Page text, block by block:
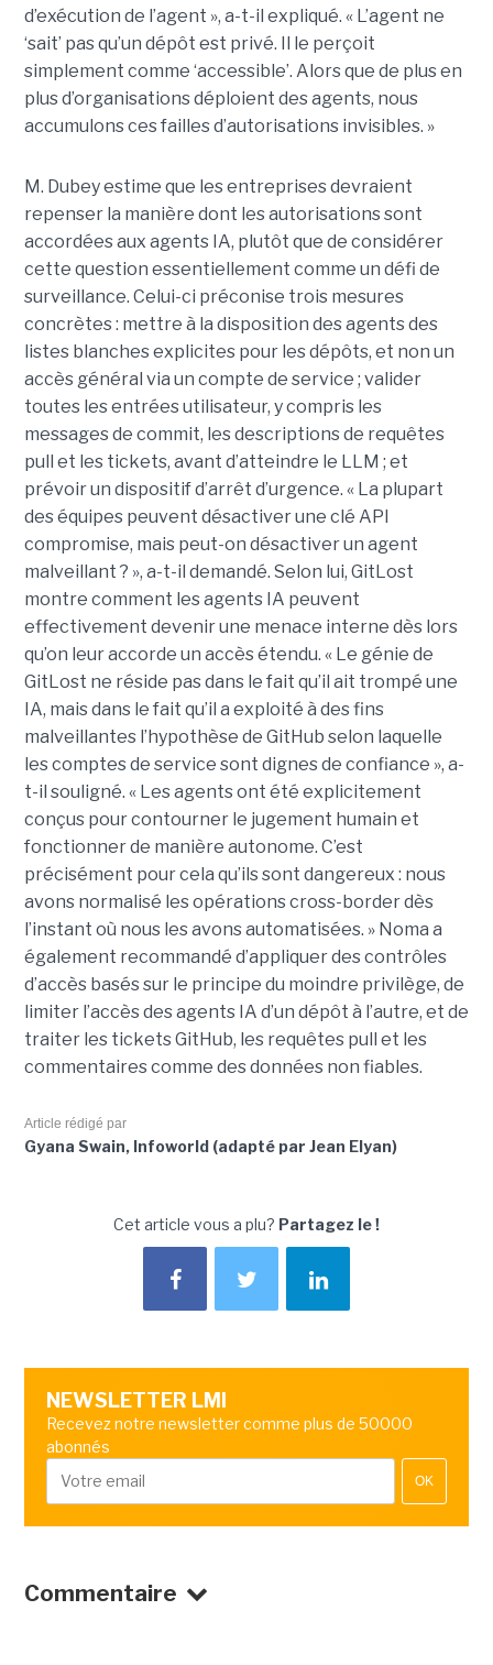
d’exécution de l’agent », a-t-il expliqué. « L’agent ne
‘sait’ pas qu’un dépôt est privé. Il le perçoit
simplement comme ‘accessible’. Alors que de plus en
plus d’organisations déploient des agents, nous
accumulons ces failles d’autorisations invisibles. »
M. Dubey estime que les entreprises devraient
repenser la manière dont les autorisations sont
accordées aux agents IA, plutôt que de considérer
cette question essentiellement comme un défi de
surveillance. Celui-ci préconise trois mesures
concrètes : mettre à la disposition des agents des
listes blanches explicites pour les dépôts, et non un
accès général via un compte de service ; valider
toutes les entrées utilisateur, y compris les
messages de commit, les descriptions de requêtes
pull et les tickets, avant d’atteindre le LLM ; et
prévoir un dispositif d’arrêt d’urgence. « La plupart
des équipes peuvent désactiver une clé API
compromise, mais peut-on désactiver un agent
malveillant ? », a-t-il demandé. Selon lui, GitLost
montre comment les agents IA peuvent
effectivement devenir une menace interne dès lors
qu’on leur accorde un accès étendu. « Le génie de
GitLost ne réside pas dans le fait qu’il ait trompé une
IA, mais dans le fait qu’il a exploité à des fins
malveillantes l’hypothèse de GitHub selon laquelle
les comptes de service sont dignes de confiance », a-
t-il souligné. « Les agents ont été explicitement
conçus pour contourner le jugement humain et
fonctionner de manière autonome. C’est
précisément pour cela qu’ils sont dangereux : nous
avons normalisé les opérations cross-border dès
l’instant où nous les avons automatisées. » Noma a
également recommandé d’appliquer des contrôles
d’accès basés sur le principe du moindre privilège, de
limiter l’accès des agents IA d’un dépôt à l’autre, et de
traiter les tickets GitHub, les requêtes pull et les
commentaires comme des données non fiables.
Article rédigé par
Gyana Swain, Infoworld (adapté par Jean Elyan)
Cet article vous a plu? Partagez le !
NEWSLETTER LMI
Recevez notre newsletter comme plus de 50000
abonnés
OK
Commentaire